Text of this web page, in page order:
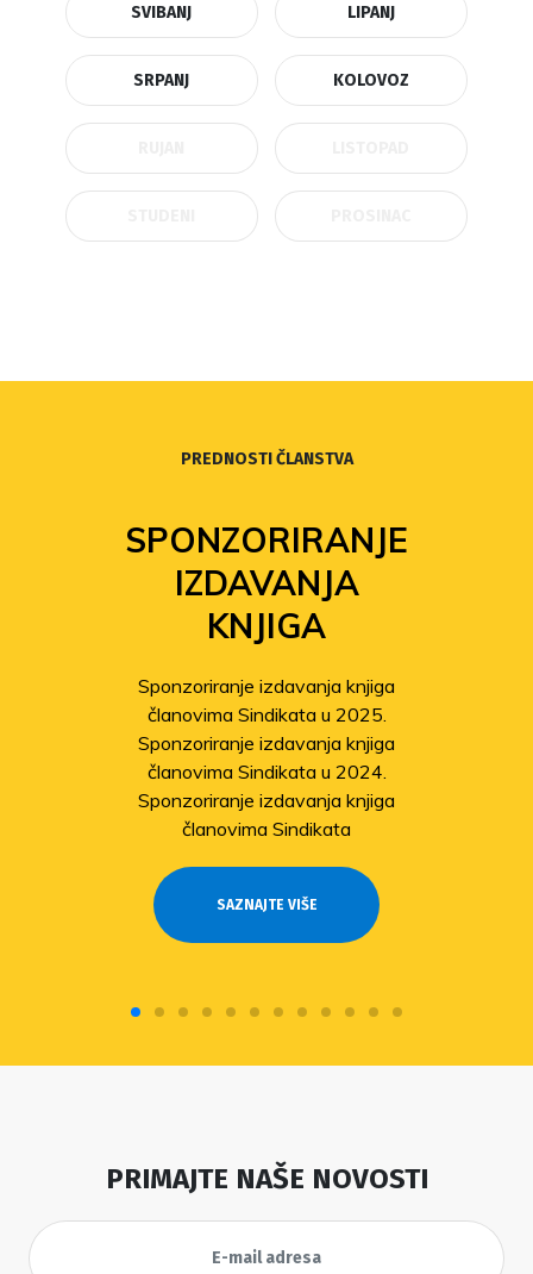
SVIBANJ LIPANJ
SRPANJ KOLOVOZ
PREDNOSTI ČLANSTVA
SPONZORIRANJE
IZDAVANJA
KNJIGA
Sponzoriranje izdavanja knjiga
članovima Sindikata u 2025.
Sponzoriranje izdavanja knjiga
članovima Sindikata u 2024.
Sponzoriranje izdavanja knjiga
članovima Sindikata
SAZNAJTE VIŠE
PRIMAJTE NAŠE NOVOSTI